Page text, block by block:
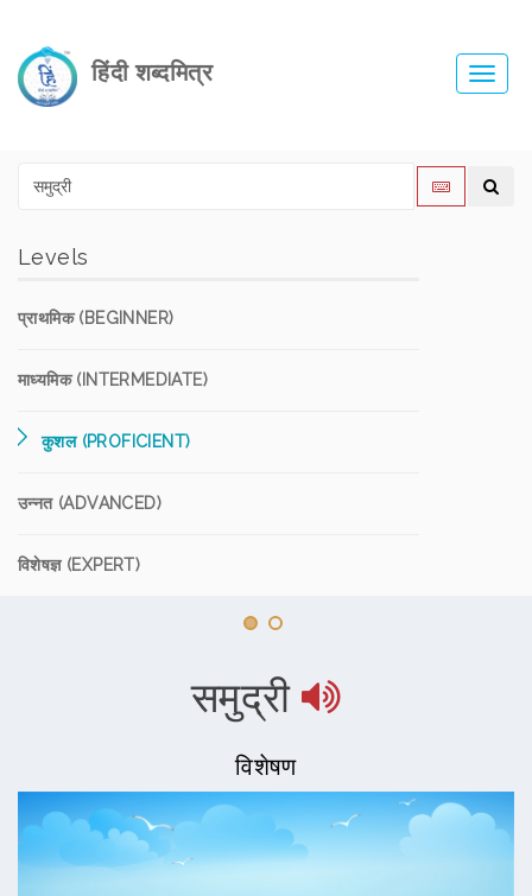
हिंदी शब्दमित्र
Levels
प्राथमिक (BEGINNER)
माध्यमिक (INTERMEDIATE)
कुशल (PROFICIENT)
उन्नत (ADVANCED)
विशेषज्ञ (EXPERT)
समुद्री
विशेषण